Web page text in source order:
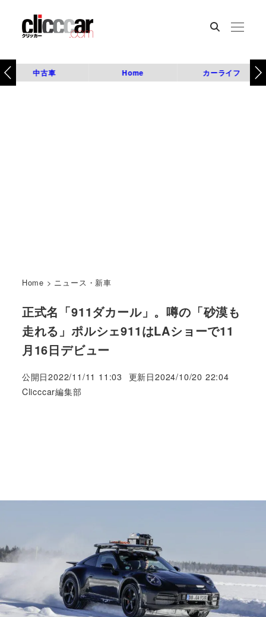
中古車 Home カーライフ
Home > ニュース・新車
正式名「911ダカール」。噂の「砂漠も
走れる」ポルシェ911はLAショーで11
月16日デビュー
公開日2022/11/11 11:03 更新日2024/10/20 22:04
著
Clicccar編集部